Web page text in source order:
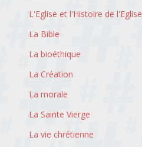
L'Eglise et l'Histoire de l'Eglise
La Bible
La bioéthique
La Création
La morale
La Sainte Vierge
La vie chrétienne